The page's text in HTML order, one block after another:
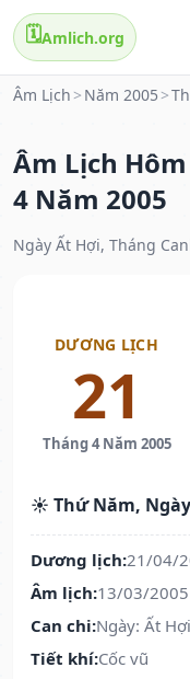
🗓️Amlich.org
Âm Lịch > Năm 2005 >
Âm Lịch
4 Năm 2005
Ngày Ất Hợi, Tháng
DƯƠNG LỊCH
21
Tháng 4 Năm 2005
☀️ Thứ Năm,
Dương lịch:21/04/
Âm lịch:13/03/2005
Can chi:Ngày: Ất
Tiết khí:Cốc vũ